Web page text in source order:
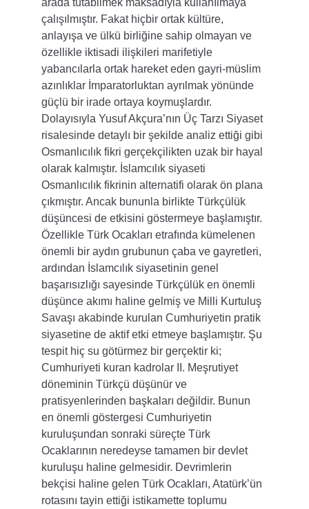
arada tutabilmek maksadıyla kullanılmaya
çalışılmıştır. Fakat hiçbir ortak kültüre,
anlayışa ve ülkü birliğine sahip olmayan ve
özellikle iktisadi ilişkileri marifetiyle
yabancılarla ortak hareket eden gayri-müslim
azınlıklar İmparatorluktan ayrılmak yönünde
güçlü bir irade ortaya koymuşlardır.
Dolayısıyla Yusuf Akçura’nın Üç Tarzı Siyaset
risalesinde detaylı bir şekilde analiz ettiği gibi
Osmanlıcılık fikri gerçekçilikten uzak bir hayal
olarak kalmıştır. İslamcılık siyaseti
Osmanlıcılık fikrinin alternatifi olarak ön plana
çıkmıştır. Ancak bununla birlikte Türkçülük
düşüncesi de etkisini göstermeye başlamıştır.
Özellikle Türk Ocakları etrafında kümelenen
önemli bir aydın grubunun çaba ve gayretleri,
ardından İslamcılık siyasetinin genel
başarısızlığı sayesinde Türkçülük en önemli
düşünce akımı haline gelmiş ve Milli Kurtuluş
Savaşı akabinde kurulan Cumhuriyetin pratik
siyasetine de aktif etki etmeye başlamıştır. Şu
tespit hiç su götürmez bir gerçektir ki;
Cumhuriyeti kuran kadrolar II. Meşrutiyet
döneminin Türkçü düşünür ve
pratisyenlerinden başkaları değildir. Bunun
en önemli göstergesi Cumhuriyetin
kuruluşundan sonraki süreçte Türk
Ocaklarının neredeyse tamamen bir devlet
kuruluşu haline gelmesidir. Devrimlerin
bekçisi haline gelen Türk Ocakları, Atatürk’ün
rotasını tayin ettiği istikamette toplumu